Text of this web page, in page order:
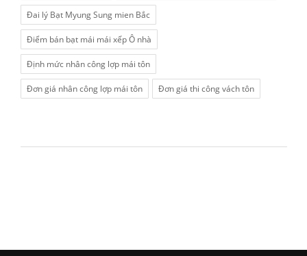
Đai lý Bạt Myung Sung mien Bắc
Điểm bán bạt mái mái xếp Ô nhà
Định mức nhân công lợp mái tôn
Đơn giá nhân công lợp mái tôn Đơn giá thi công vách tôn